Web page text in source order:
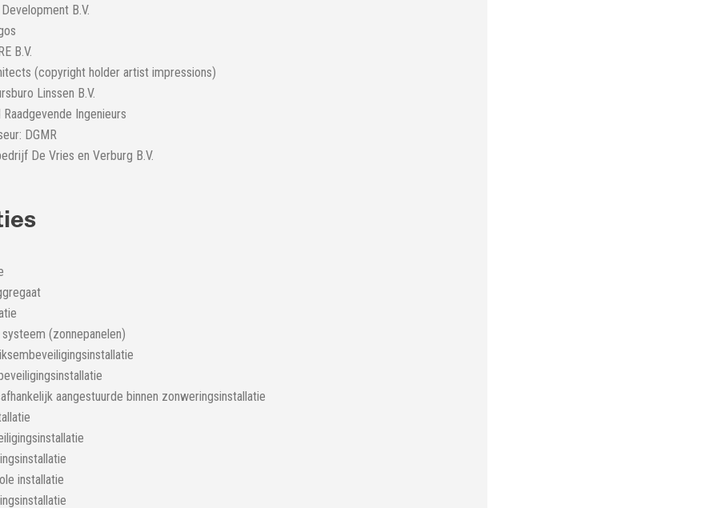
B.V.
B.V.
(copyright holder artist impressions)
Linssen B.V.
Ingenieurs
DGMR
De Vries en Verburg B.V.
(zonnepanelen)
aangestuurde binnen zonweringsinstallatie
installatie